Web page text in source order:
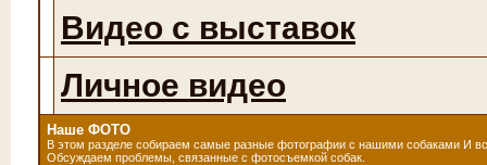
Видео с выставок
Личное видео
Наше ФОТО
В этом разделе собираем самые разные фотографии с нашими собаками И
Обсуждаем проблемы, связанные с фотосъемкой собак.